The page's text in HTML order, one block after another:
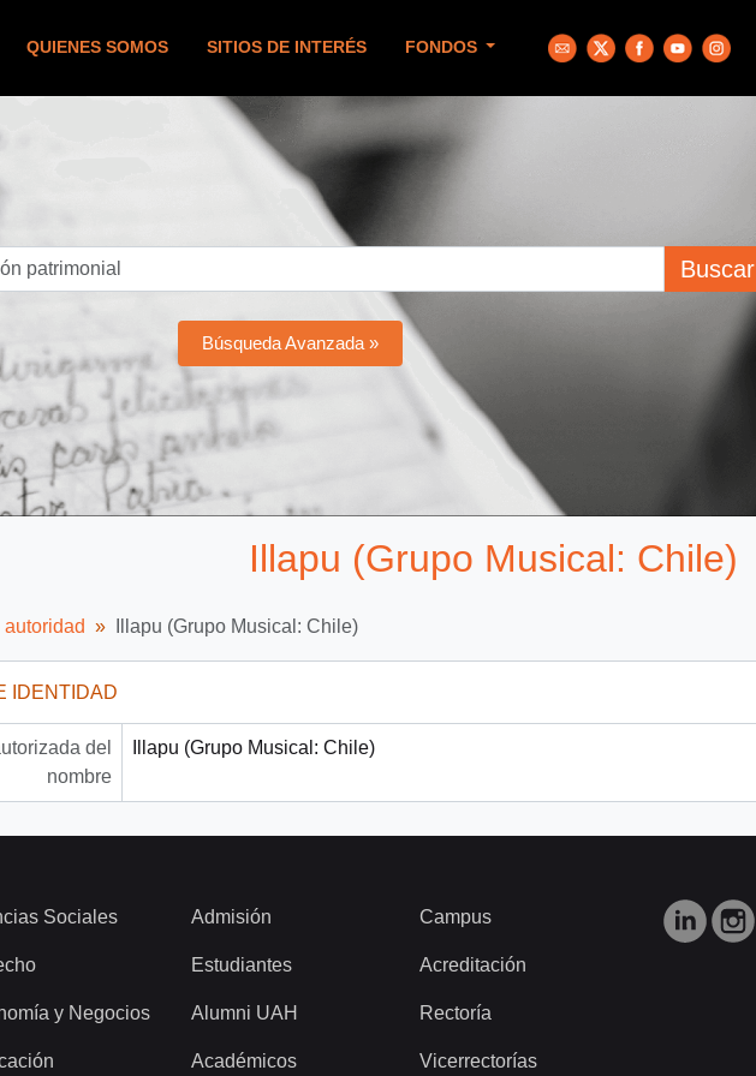
QUIENES SOMOS SITIOS DE INTERÉS FONDOS
Buscar
Búsqueda Avanzada »
Illapu (Grupo Musical: Chile)
Illapu (Grupo Musical: Chile)
IDENTIDAD
del
nombre
Illapu (Grupo Musical: Chile)
Sociales
y Negocios
Admisión
Estudiantes
Alumni UAH
Académicos
Campus
Acreditación
Rectoría
Vicerrectorías